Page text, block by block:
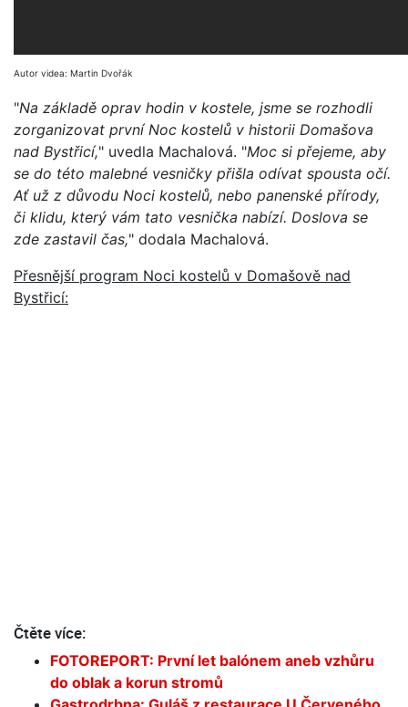
Autor videa: Martin Dvořák
"Na základě oprav hodin v kostele, jsme se rozhodli
zorganizovat první Noc kostelů v historii Domašova
nad Bystřicí," uvedla Machalová. "Moc si přejeme, aby
se do této malebné vesničky přišla odívat spousta očí.
Ať už z důvodu Noci kostelů, nebo panenské přírody,
či klidu, který vám tato vesnička nabízí. Doslova se
zde zastavil čas," dodala Machalová.
Přesnější program Noci kostelů v Domašově nad
Bystřicí:
Čtěte více:
FOTOREPORT: První let balónem aneb vzhůru
do oblak a korun stromů